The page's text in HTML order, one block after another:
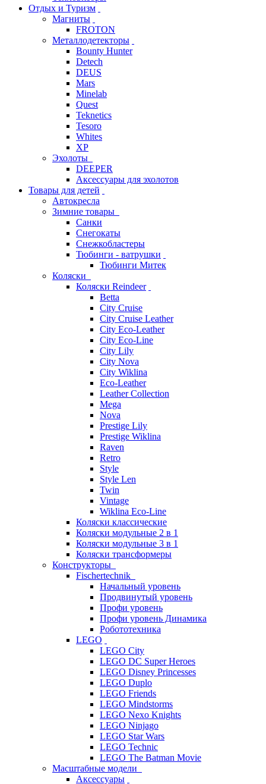
Отдых и Туризм
Магниты
FROTON
Металлодетекторы
Bounty Hunter
Detech
DEUS
Mars
Minelab
Quest
Teknetics
Tesoro
Whites
XP
Эхолоты
DEEPER
Аксессуары для эхолотов
Товары для детей
Автокресла
Зимние товары
Санки
Снегокаты
Снежкобластеры
Тюбинги - ватрушки
Тюбинги Митек
Коляски
Коляски Reindeer
Betta
City Cruise
City Cruise Leather
City Eco-Leather
City Eco-Line
City Lily
City Nova
City Wiklina
Eco-Leather
Leather Collection
Mega
Nova
Prestige Lily
Prestige Wiklina
Raven
Retro
Style
Style Len
Twin
Vintage
Wiklina Eco-Line
Коляски классические
Коляски модульные 2 в 1
Коляски модульные 3 в 1
Коляски трансформеры
Конструкторы
Fischertechnik
Начальный уровень
Продвинутый уровень
Профи уровень
Профи уровень Динамика
Робототехника
LEGO
LEGO City
LEGO DC Super Heroes
LEGO Disney Princesses
LEGO Duplo
LEGO Friends
LEGO Mindstorms
LEGO Nexo Knights
LEGO Ninjago
LEGO Star Wars
LEGO Technic
LEGO The Batman Movie
Масштабные модели
Аксессуары